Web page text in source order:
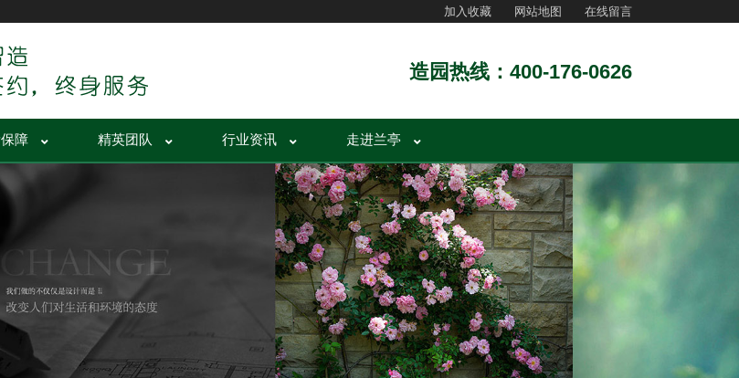
加入收藏 网站地图 在线留言
造园热线：400-176-0626
障 精英团队 行业资讯 走进兰亭